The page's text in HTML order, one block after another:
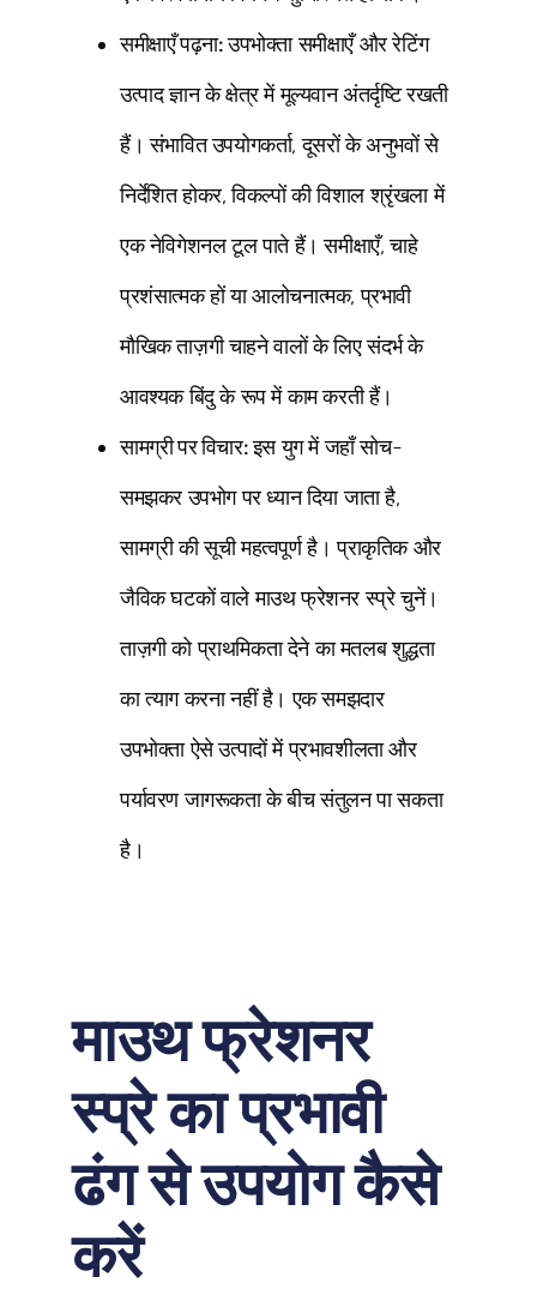
समीक्षाएँ पढ़ना:उपभोक्ता समीक्षाएँ और रेटिंग
उत्पाद ज्ञान के क्षेत्र में मूल्यवान अंतर्दृष्टि रखती
हैं। संभावित उपयोगकर्ता, दूसरों के अनुभवों से
निर्देशित होकर, विकल्पों की विशाल श्रृंखला में
एक नेविगेशनल टूल पाते हैं। समीक्षाएँ, चाहे
प्रशंसात्मक हों या आलोचनात्मक, प्रभावी
मौखिक ताज़गी चाहने वालों के लिए संदर्भ के
आवश्यक बिंदु के रूप में काम करती हैं।
सामग्री पर विचार:इस युग में जहाँ सोच-
समझकर उपभोग पर ध्यान दिया जाता है,
सामग्री की सूची महत्वपूर्ण है। प्राकृतिक और
जैविक घटकों वाले माउथ फ्रेशनर स्प्रे चुनें।
ताज़गी को प्राथमिकता देने का मतलब शुद्धता
का त्याग करना नहीं है। एक समझदार
उपभोक्ता ऐसे उत्पादों में प्रभावशीलता और
पर्यावरण जागरूकता के बीच संतुलन पा सकता
है।
माउथ फ्रेशनर
स्प्रे का प्रभावी
ढंग से उपयोग कैसे
करें